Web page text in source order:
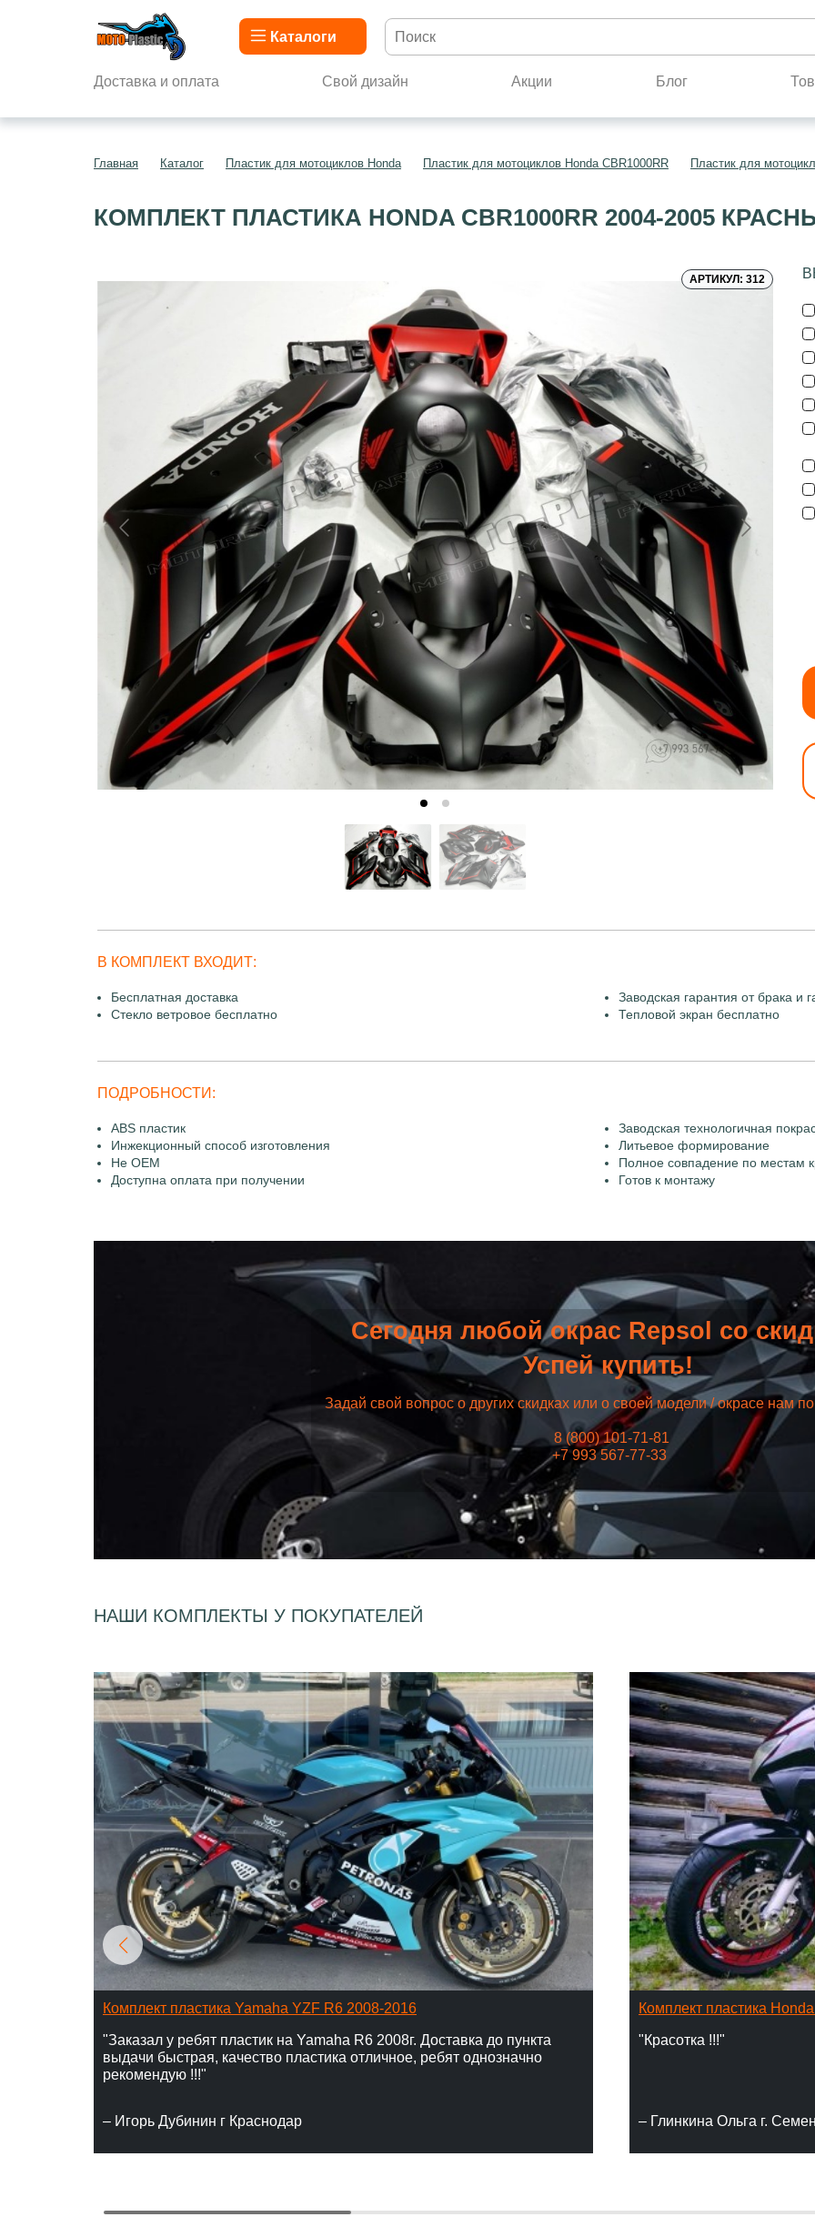
Каталоги
Доставка и оплата Свой дизайн Акции Блог
Главная Каталог Пластик для мотоциклов Honda Пластик для мотоциклов Honda CBR1000RR Пластик для
КОМПЛЕКТ ПЛАСТИКА HONDA CBR1000RR 2004-2005
АРТИКУЛ: 312
В КОМПЛЕКТ ВХОДИТ:
Бесплатная доставка
Заводская гарантия от брака и
Стекло ветровое бесплатно
Тепловой экран бесплатно
ПОДРОБНОСТИ:
ABS пластик
Заводская технологичная
Инжекционный способ изготовления
Литьевое формирование
Не OEM
Полное совпадение по местам
Доступна оплата при получении
Готов к монтажу
Сегодня любой окрас Repsol со
Успей купить!
Задай свой вопрос о других скидках или о своей модели / окрасе нам
8 (800) 101-71-81
+7 993 567-77-33
НАШИ КОМПЛЕКТЫ У ПОКУПАТЕЛЕЙ
Комплект пластика Yamaha YZF R6 2008-2016
"Заказал у ребят пластик на Yamaha R6 2008г. Доставка до пункта
выдачи быстрая, качество пластика отличное, ребят однозначно
рекомендую !!!"
– Игорь Дубинин г Краснодар
Комплект пластика
"Красотка !!!"
– Глинкина Ольга г.